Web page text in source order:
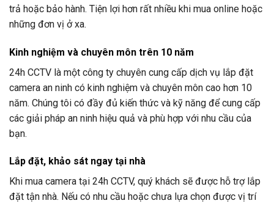
trả hoặc bảo hành. Tiện lợi hơn rất nhiều khi mua online hoặc
những đơn vị ở xa.
Kinh nghiệm và chuyên môn trên 10 năm
24h CCTV là một công ty chuyên cung cấp dịch vụ lắp đặt
camera an ninh có kinh nghiệm và chuyên môn cao hơn 10
năm. Chúng tôi có đầy đủ kiến thức và kỹ năng để cung cấp
các giải pháp an ninh hiệu quả và phù hợp với nhu cầu của
bạn.
Lắp đặt, khảo sát ngay tại nhà
Khi mua camera tại 24h CCTV, quý khách sẽ được hỗ trợ lắp
đặt tận nhà. Nếu có nhu cầu hoặc chưa lựa chọn được vị trí